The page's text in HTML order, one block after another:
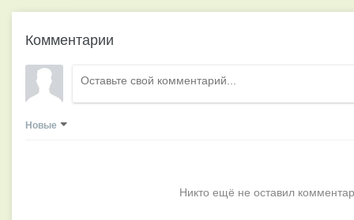
Комментарии
Новые
Никто ещё не оставил